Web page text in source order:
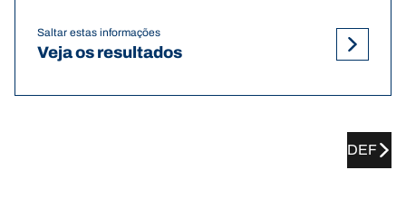
Saltar estas informações
Veja os resultados
DEF